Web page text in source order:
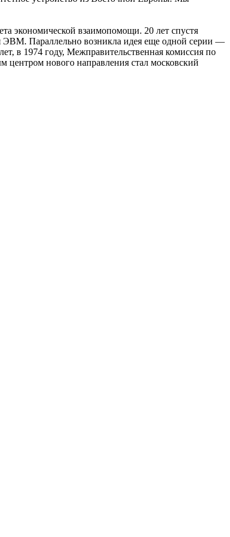
экономической взаимопомощи. 20 лет спустя
ЭВМ. Параллельно возникла идея еще одной серии —
в 1974 году, Межправительственная комиссия по
нового направления стал московский